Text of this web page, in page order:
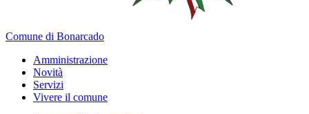
Comune di Bonarcado
Amministrazione
Novità
Servizi
Vivere il comune